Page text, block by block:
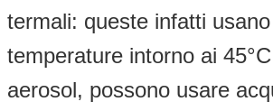
termali: queste infatti
temperature intorno ai
aerosol, possono usare